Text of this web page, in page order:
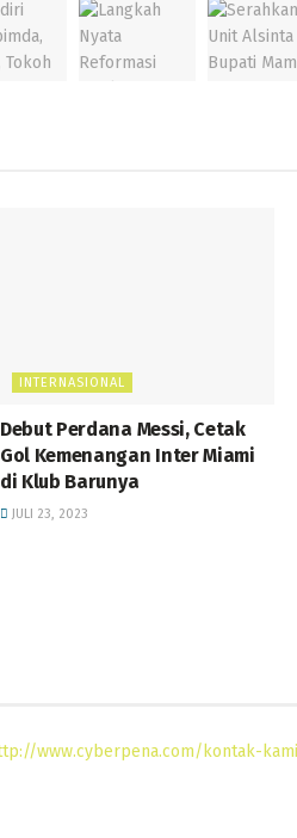
INTERNASIONAL
Debut Perdana Messi, Cetak
Gol Kemenangan Inter Miami
di Klub Barunya
JULI 23, 2023